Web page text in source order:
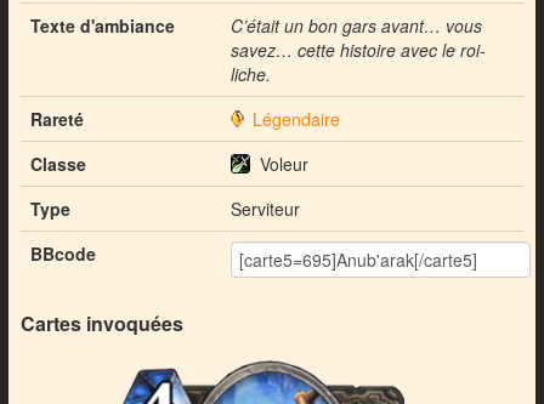
Texte d'ambiance
C’était un bon gars avant… vous
savez… cette histoire avec le roi-
liche.
Rareté
Légendaire
Classe
Voleur
Type
Serviteur
BBcode
Cartes invoquées